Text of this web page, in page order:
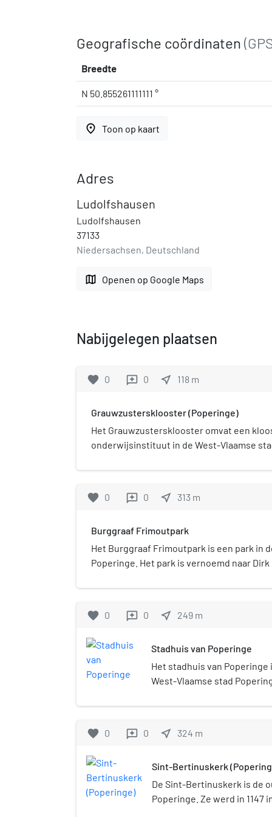
Geografische coördinaten
Breedte
N 50.855261111111 °
place Toon op kaart
Adres
Ludolfshausen
Ludolfshausen
37133
Niedersachsen, Deutschland
map Openen op Google Maps
Nabijgelegen plaatsen
favorite 0 reviews 0 near_me 118 m
Grauwzustersklooster (Poperinge)
Het Grauwzustersklooster omvat een
onderwijsinstituut in de West-Vlaamse
favorite 0 reviews 0 near_me 313 m
Burggraaf Frimoutpark
Het Burggraaf Frimoutpark is een park in
Poperinge. Het park is vernoemd naar
opende het park plechtig op 1 september
omvat drie delen: Een demonstratiedeel,
bevinden, Een ecologische zone Een
optredens plaatsvinden. In het park staat
genaamd, dat verwijst naar de
werd vervaardigd door Cyr Frimout, de
favorite 0 reviews 0 near_me 249 m
Stadhuis van Poperinge
Het stadhuis van Poperinge
West-Vlaamse stad
favorite 0 reviews 0 near_me 324 m
Sint-Bertinuskerk
De Sint-Bertinuskerk is de
Poperinge. Ze werd in 1147